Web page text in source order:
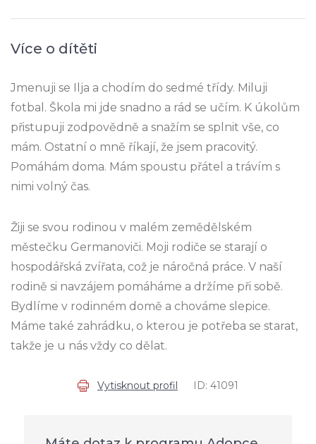
Více o dítěti
Jmenuji se Ilja a chodím do sedmé třídy. Miluji
fotbal. Škola mi jde snadno a rád se učím. K úkolům
přistupuji zodpovědně a snažím se splnit vše, co
mám. Ostatní o mně říkají, že jsem pracovitý.
Pomáhám doma. Mám spoustu přátel a trávím s
nimi volný čas.
Žiji se svou rodinou v malém zemědělském
městečku Germanoviči. Moji rodiče se starají o
hospodářská zvířata, což je náročná práce. V naší
rodině si navzájem pomáháme a držíme při sobě.
Bydlíme v rodinném domě a chováme slepice.
Máme také zahrádku, o kterou je potřeba se starat,
takže je u nás vždy co dělat.
Vytisknout profil ID: 41091